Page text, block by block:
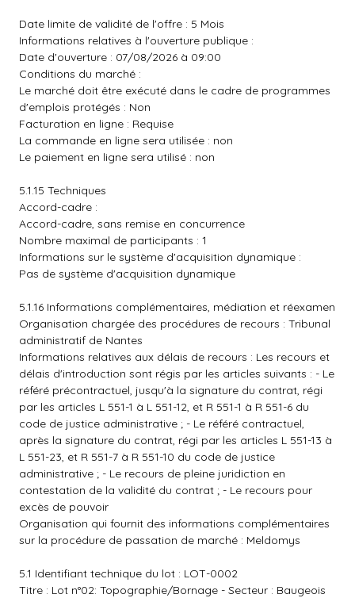
Date limite de validité de l'offre : 5 Mois
Informations relatives à l'ouverture publique :
Date d'ouverture : 07/08/2026 à 09:00
Conditions du marché :
Le marché doit être exécuté dans le cadre de programmes
d'emplois protégés : Non
Facturation en ligne : Requise
La commande en ligne sera utilisée : non
Le paiement en ligne sera utilisé : non
5.1.15 Techniques
Accord-cadre :
Accord-cadre, sans remise en concurrence
Nombre maximal de participants : 1
Informations sur le système d'acquisition dynamique :
Pas de système d'acquisition dynamique
5.1.16 Informations complémentaires, médiation et réexamen
Organisation chargée des procédures de recours : Tribunal
administratif de Nantes
Informations relatives aux délais de recours : Les recours et
délais d'introduction sont régis par les articles suivants : - Le
référé précontractuel, jusqu'à la signature du contrat, régi
par les articles L 551-1 à L 551-12, et R 551-1 à R 551-6 du
code de justice administrative ; - Le référé contractuel,
après la signature du contrat, régi par les articles L 551-13 à
L 551-23, et R 551-7 à R 551-10 du code de justice
administrative ; - Le recours de pleine juridiction en
contestation de la validité du contrat ; - Le recours pour
excès de pouvoir
Organisation qui fournit des informations complémentaires
sur la procédure de passation de marché : Meldomys
5.1 Identifiant technique du lot : LOT-0002
Titre : Lot n°02: Topographie/Bornage - Secteur : Baugeois